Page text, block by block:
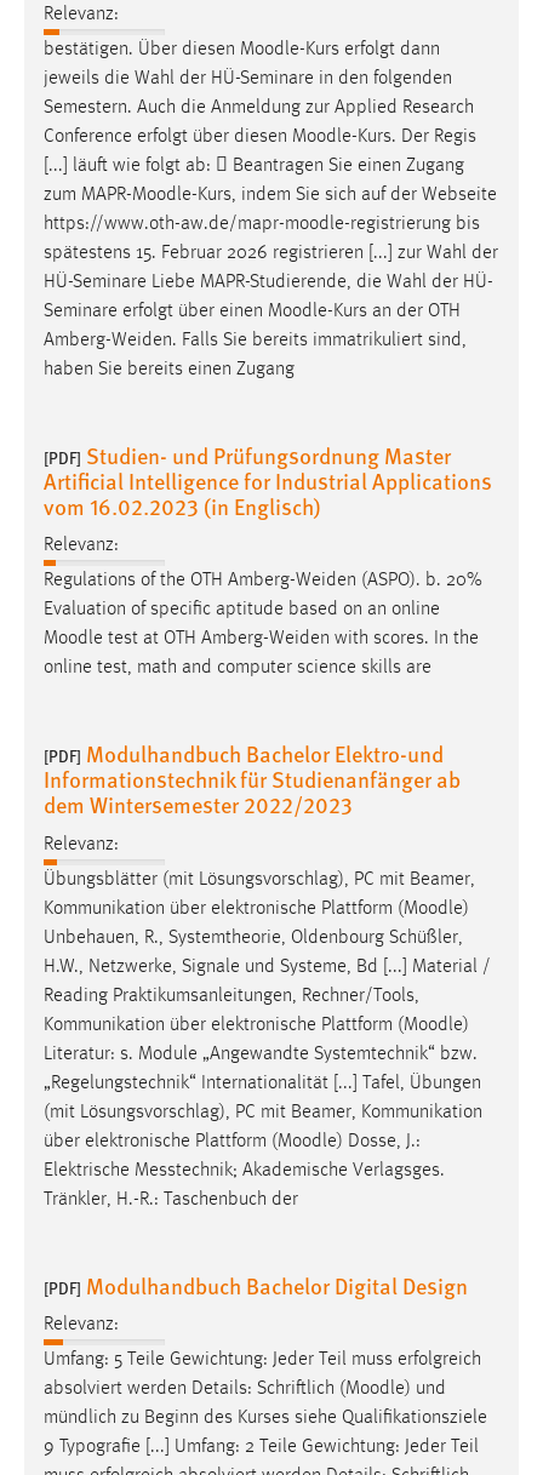
Relevanz:
bestätigen. Über diesen Moodle-Kurs erfolgt dann
jeweils die Wahl der HÜ-Seminare in den folgenden
Semestern. Auch die Anmeldung zur Applied Research
Conference erfolgt über diesen Moodle-Kurs. Der Regis
[...] läuft wie folgt ab:  Beantragen Sie einen Zugang
zum MAPR-Moodle-Kurs, indem Sie sich auf der Webseite
https://www.oth-aw.de/mapr-moodle-registrierung bis
spätestens 15. Februar 2026 registrieren [...] zur Wahl der
HÜ-Seminare Liebe MAPR-Studierende, die Wahl der HÜ-
Seminare erfolgt über einen Moodle-Kurs an der OTH
Amberg-Weiden. Falls Sie bereits immatrikuliert sind,
haben Sie bereits einen Zugang
[PDF] Studien- und Prüfungsordnung Master
Artificial Intelligence for Industrial Applications
vom 16.02.2023 (in Englisch)
Relevanz:
Regulations of the OTH Amberg-Weiden (ASPO). b. 20%
Evaluation of specific aptitude based on an online
Moodle test at OTH Amberg-Weiden with scores. In the
online test, math and computer science skills are
[PDF] Modulhandbuch Bachelor Elektro-und
Informationstechnik für Studienanfänger ab
dem Wintersemester 2022/2023
Relevanz:
Übungsblätter (mit Lösungsvorschlag), PC mit Beamer,
Kommunikation über elektronische Plattform (Moodle)
Unbehauen, R., Systemtheorie, Oldenbourg Schüßler,
H.W., Netzwerke, Signale und Systeme, Bd [...] Material /
Reading Praktikumsanleitungen, Rechner/Tools,
Kommunikation über elektronische Plattform (Moodle)
Literatur: s. Module „Angewandte Systemtechnik“ bzw.
„Regelungstechnik“ Internationalität [...] Tafel, Übungen
(mit Lösungsvorschlag), PC mit Beamer, Kommunikation
über elektronische Plattform (Moodle) Dosse, J.:
Elektrische Messtechnik; Akademische Verlagsges.
Tränkler, H.-R.: Taschenbuch der
[PDF] Modulhandbuch Bachelor Digital Design
Relevanz:
Umfang: 5 Teile Gewichtung: Jeder Teil muss erfolgreich
absolviert werden Details: Schriftlich (Moodle) und
mündlich zu Beginn des Kurses siehe Qualifikationsziele
9 Typografie [...] Umfang: 2 Teile Gewichtung: Jeder Teil